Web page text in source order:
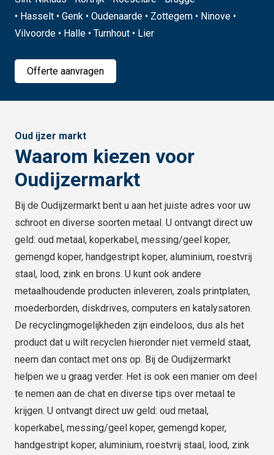
• Hasselt • Genk • Oudenaarde • Zottegem • Ninove •
Vilvoorde • Halle • Turnhout • Lier
Offerte aanvragen
Oud ijzer markt
Waarom kiezen voor
Oudijzermarkt
Bij de Oudijzermarkt bent u aan het juiste adres voor uw
schroot en diverse soorten metaal. U ontvangt direct uw
geld: oud metaal, koperkabel, messing/geel koper,
gemengd koper, handgestript koper, aluminium, roestvrij
staal, lood, zink en brons. U kunt ook andere
metaalhoudende producten inleveren, zoals printplaten,
moederborden, diskdrives, computers en katalysatoren.
De recyclingmogelijkheden zijn eindeloos, dus als het
product dat u wilt recyclen hieronder niet vermeld staat,
neem dan contact met ons op. Bij de Oudijzermarkt
helpen we u graag verder. Het is ook een manier om deel
te nemen aan de chat en diverse tips over metaal te
krijgen. U ontvangt direct uw geld: oud metaal,
koperkabel, messing/geel koper, gemengd koper,
handgestript koper, aluminium, roestvrij staal, lood, zink